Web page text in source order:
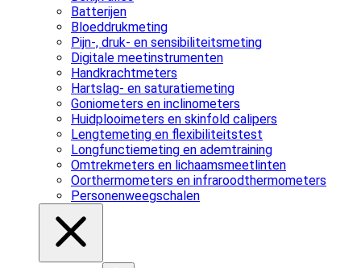
Batterijen
Bloeddrukmeting
Pijn-, druk- en sensibiliteitsmeting
Digitale meetinstrumenten
Handkrachtmeters
Hartslag- en saturatiemeting
Goniometers en inclinometers
Huidplooimeters en skinfold calipers
Lengtemeting en flexibiliteitstest
Longfunctiemeting en ademtraining
Omtrekmeters en lichaamsmeetlinten
Oorthermometers en infraroodthermometers
Personenweegschalen